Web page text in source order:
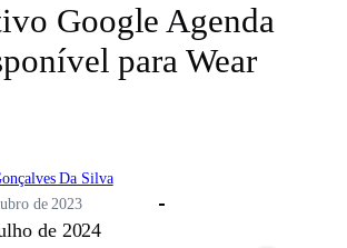
Google Agenda
para Wear
Da Silva
de 2023
de 2024